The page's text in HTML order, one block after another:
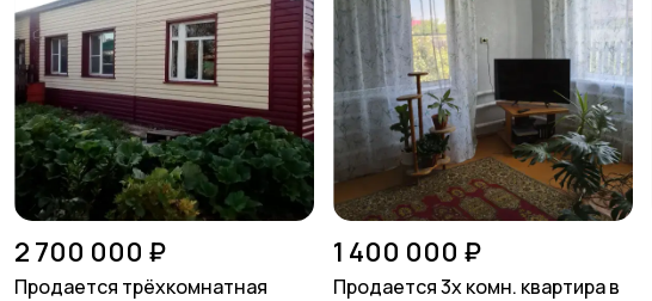
2 700 000 ₽
Продается трёхкомнатная
1 400 000 ₽
Продается 3х комн. квартира в